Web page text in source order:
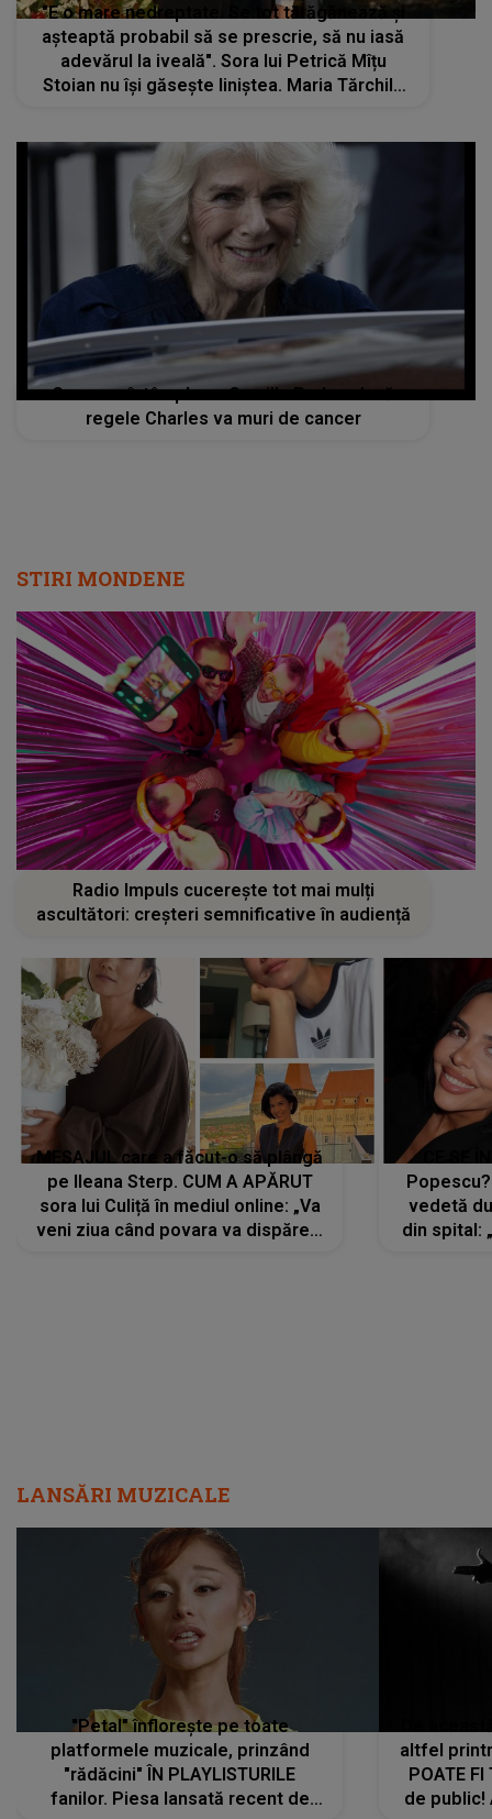
"E o mare nedreptate. Se tot tărăgănează și
așteaptă probabil să se prescrie, să nu iasă
adevărul la iveală". Sora lui Petrică Mîțu
Stoian nu își găsește liniștea. Maria Tărchilă
Ce se va întâmpla cu Camilla Parker dacă
regele Charles va muri de cancer
STIRI MONDENE
Radio Impuls cucerește tot mai mulți
ascultători: creșteri semnificative în audiență
MESAJUL care a făcut-o să plângă
pe Ileana Sterp. CUM A APĂRUT
sora lui Culiță în mediul online: „Va
veni ziua când povara va dispărea,
vedetă
din spital:
LANSĂRI MUZICALE
"Petal" înflorește pe toate
platformele muzicale, prinzând
"rădăcini" ÎN PLAYLISTURILE
fanilor. Piesa lansată recent de
altfel
POATE FI
de public!